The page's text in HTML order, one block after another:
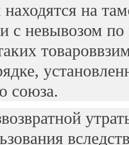
находятся на
с невывозом
союза.